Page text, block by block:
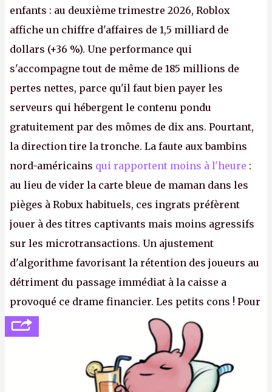
enfants : au deuxième trimestre 2026, Roblox
affiche un chiffre d'affaires de 1,5 milliard de
dollars (+36 %). Une performance qui
s'accompagne tout de même de 185 millions de
pertes nettes, parce qu'il faut bien payer les
serveurs qui hébergent le contenu pondu
gratuitement par des mômes de dix ans. Pourtant,
la direction tire la tronche. La faute aux bambins
nord-américains qui rapportent moins à l'heure :
au lieu de vider la carte bleue de maman dans les
pièges à Robux habituels, ces ingrats préfèrent
jouer à des titres captivants mais moins agressifs
sur les microtransactions. Un ajustement
d'algorithme favorisant la rétention des joueurs au
détriment du passage immédiat à la caisse a
provoqué ce drame financier. Les petits cons ! Pour
se consoler, le PDG David Baszucki peut compter
sur le déblocage du jeu en Russie et l'explosion des
joueurs majeurs (+32 %). L'avenir appartient donc
aux adultes, qui ne sont jamais que des enfants